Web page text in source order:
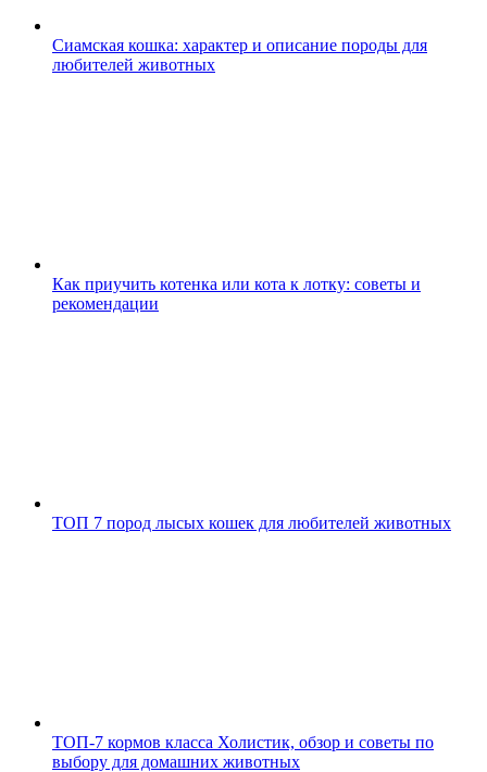
Сиамская кошка: характер и описание породы для
любителей животных
Как приучить котенка или кота к лотку: советы и
рекомендации
ТОП 7 пород лысых кошек для любителей животных
ТОП-7 кормов класса Холистик, обзор и советы по
выбору для домашних животных